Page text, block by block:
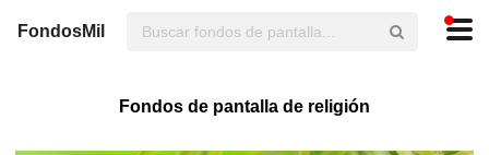
FondosMil
Fondos de pantalla de religión